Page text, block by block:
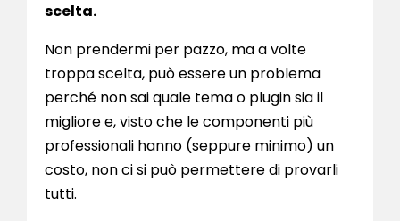
scelta.
Non prendermi per pazzo, ma a volte
troppa scelta, può essere un problema
perché non sai quale tema o plugin sia il
migliore e, visto che le componenti più
professionali hanno (seppure minimo) un
costo, non ci si può permettere di provarli
tutti.